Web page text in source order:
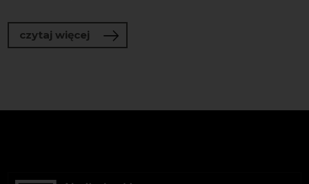
czytaj więcej o Gdańsk Press Photo 2025. XXIX